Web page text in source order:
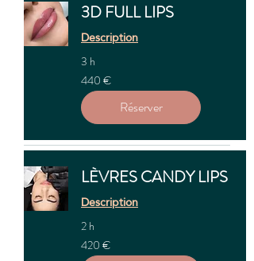
3D FULL LIPS
Description
3 h
440
euros
440 €
Réserver
LÈVRES CANDY LIPS
Description
2 h
420
euros
420 €